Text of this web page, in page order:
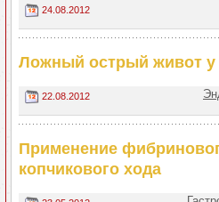
24.08.2012
Ложный острый живот
22.08.2012
Применение
копчикового хода